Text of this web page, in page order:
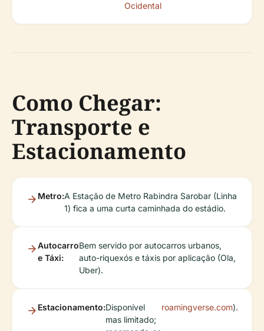
Ocidental
Como Chegar:
Transporte e
Estacionamento
Metro:A Estação de Metro Rabindra Sarobar (Linha
1) fica a uma curta caminhada do estádio.
Autocarro
e Táxi:
Bem servido por autocarros urbanos,
auto-riquexós e táxis por aplicação (Ola,
Uber).
Estacionamento:Disponível
mas limitado;
roamingverse.com).